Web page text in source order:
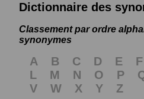
Dictionnaire des
Classement par ordre
synonymes
A B C D E F
L
M N O P
V
W X Y Z